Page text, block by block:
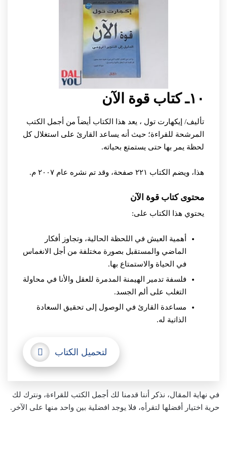
١٠ـ كتاب قوة الآن
تأليف/ إيكهارت تول ، يعد هذا الكتاب أيضاً من أجمل الكتب
المرشحة للقراءة؛ حيث أنه يساعد القارئ على استغلال كل
لحظة يمر بها حتى يستمتع بحياته.
هذا، ويضم الكتاب ٢٢١ صفحة، وقد تم نشره عام ٢٠٠٧ م.
محتوى كتاب قوة الآن
يحتوي هذا الكتاب على:
أهمية العيش في اللحظة الحالية، وتجاوز أفكار
الماضي والمستقبل بصورة مختلفة من أجل الانغماس
في الحياة والاستمتاع بها.
فلسفة تدمير الهيمنة المدمرة للعقل والأنا في محاولة
التغلب على ألم الجسد.
مساعدة القارئ في الوصول إلى تحقيق السعادة
الذاتية له.
لتحميل الكتاب
في نهاية المقال، نذكر أننا قدمنا لك أجمل الكتب للقراءة، ونترك لك
حرية اختيار أفضلها لتقرأه، فلا يوجد افضلية بين واحد منها على الآخر.